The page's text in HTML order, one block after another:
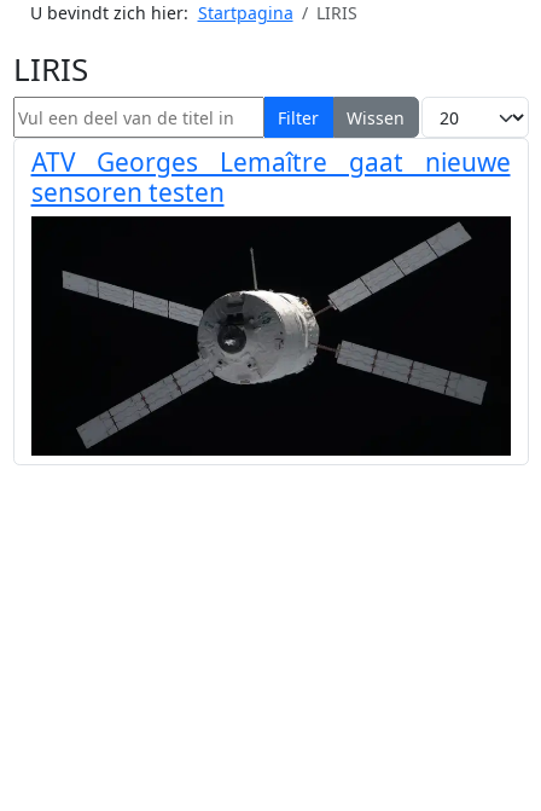
U bevindt zich hier: Startpagina LIRIS
LIRIS
Vul een deel van de titel in Filter Wissen Toon #
ATV Georges Lemaître gaat nieuwe
sensoren testen